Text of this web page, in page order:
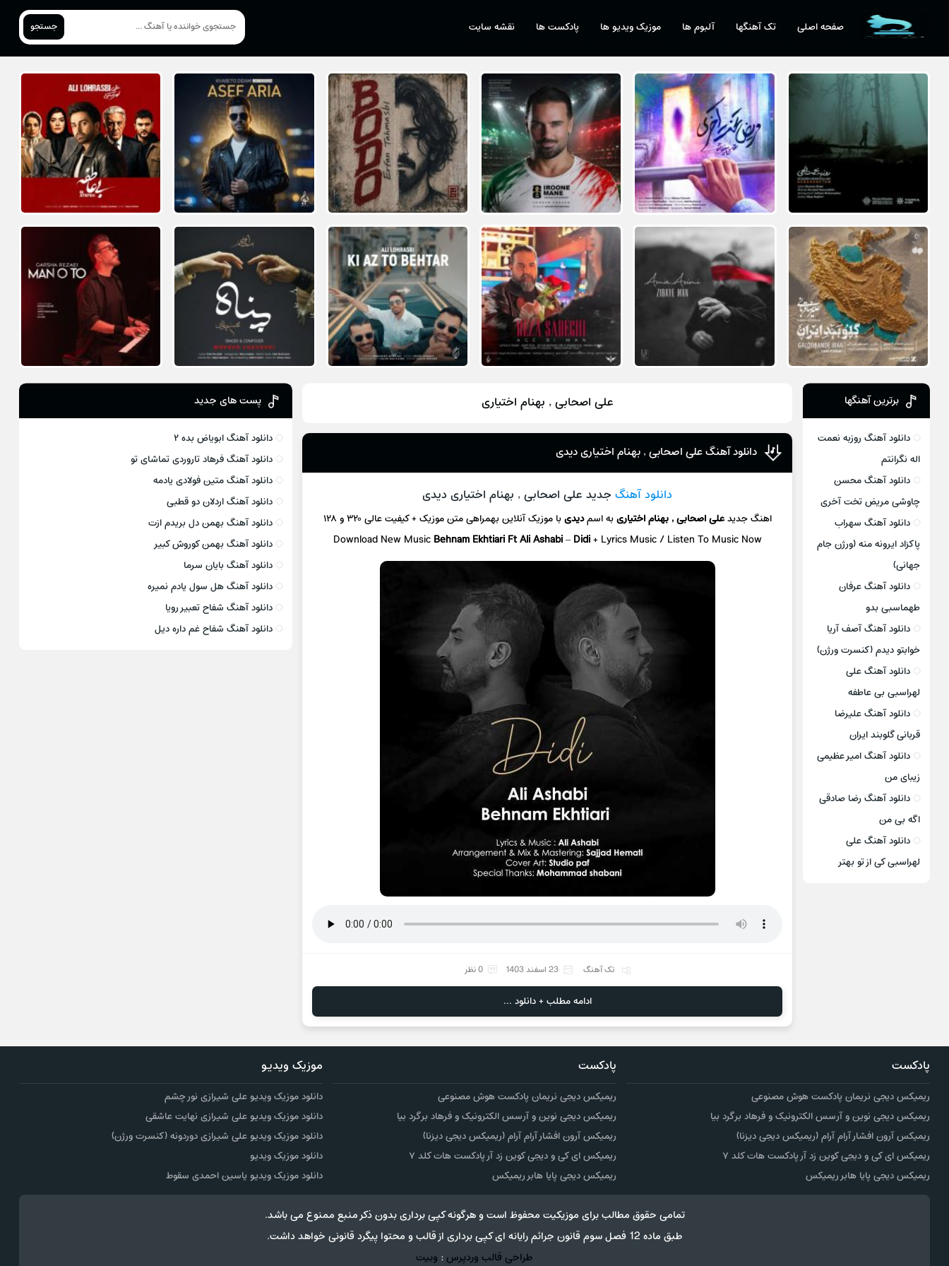
صفحه اصلی تک آهنگها آلبوم ها موزیک ویدیو ها پادکست ها نقشه سایت جستجو
علی اصحابی , بهنام اختیاری
دانلود آهنگ علی اصحابی , بهنام اختیاری دیدی
دانلود آهنگجدید علی اصحابی , بهنام اختیاری دیدی
اهنگ جدیدعلی اصحابی , بهنام اختیاریبه اسمدیدیبا موزیک آنلاینبهمراهی متن موزیک + کیفیت عالی ۳۲۰ و ۱۲۸
Download New Music Behnam Ekhtiari Ft Ali Ashabi–Didi+ Lyrics Music / Listen To Music Now
تک آهنگ 23 اسفند 1403 0 نظر
ادامه مطلب + دانلود ...
برترین آهنگها
دانلود آهنگ روزبه نعمت
اله نگرانتم
دانلود آهنگ محسن
چاوشی مریض تخت آخری
دانلود آهنگ سهراب
پاکزاد ایرونه منه (ورژن جام
جهانی)
دانلود آهنگ عرفان
طهماسبی بدو
دانلود آهنگ آصف آریا
خوابتو دیدم (کنسرت ورژن)
دانلود آهنگ علی
لهراسبی بی عاطفه
دانلود آهنگ علیرضا
قربانی گلوبند ایران
دانلود آهنگ امیر عظیمی
زیبای من
دانلود آهنگ رضا صادقی
اگه بی من
دانلود آهنگ علی
لهراسبی کی از تو ‌بهتر
پست های جدید
دانلود آهنگ ابویاض بده ۲
دانلود آهنگ فرهاد تاروردی تماشای تو
دانلود آهنگ متین فولادی یادمه
دانلود آهنگ اردلان دو قطبی
دانلود آهنگ بهمن دل بریدم ازت
دانلود آهنگ بهمن کوروش کبیر
دانلود آهنگ بایان سرما
دانلود آهنگ هل سول یادم نمیره
دانلود آهنگ شفاح تعبیر رویا
دانلود آهنگ شفاح غم داره دیل
پادکست
ریمیکس دیجی نریمان پادکست هوش مصنوعی
ریمیکس دیجی نوین و آرسس الکترونیک و فرهاد برگرد بیا
ریمیکس آرون افشار آرام آرام (ریمیکس دیجی دیزنا)
ریمیکس ای کی و دیجی کوین زد آر پادکست هات کلد ۷
ریمیکس دیجی پایا هابر ریمیکس
پادکست
ریمیکس دیجی نریمان پادکست هوش مصنوعی
ریمیکس دیجی نوین و آرسس الکترونیک و فرهاد برگرد بیا
ریمیکس آرون افشار آرام آرام (ریمیکس دیجی دیزنا)
ریمیکس ای کی و دیجی کوین زد آر پادکست هات کلد ۷
ریمیکس دیجی پایا هابر ریمیکس
موزیک ویدیو
دانلود موزیک ویدیو علی شیرازی نور چشم
دانلود موزیک ویدیو علی شیرازی نهایت عاشقی
دانلود موزیک ویدیو علی شیرازی دوردونه (کنسرت ورژن)
دانلود موزیک ویدیو
دانلود موزیک ویدیو یاسین احمدی سقوط
تمامی حقوق مطالب برای موزیکیت محفوظ است و هرگونه کپی برداری بدون ذکر منبع ممنوع می باشد.
طبق ماده 12 فصل سوم قانون جرائم رایانه ای کپی برداری از قالب و محتوا پیگرد قانونی خواهد داشت.
طراحی قالب وردپرس: وبیت